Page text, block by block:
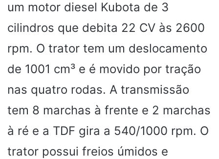
um motor diesel Kubota de 3
cilindros que debita 22 CV às 2600
rpm. O trator tem um deslocamento
de 1001 cm³ e é movido por tração
nas quatro rodas. A transmissão
tem 8 marchas à frente e 2 marchas
à ré e a TDF gira a 540/1000 rpm. O
trator possui freios úmidos e